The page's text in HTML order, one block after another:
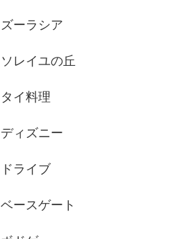
ズーラシア
ソレイユの丘
タイ料理
ディズニー
ドライブ
ベースゲート